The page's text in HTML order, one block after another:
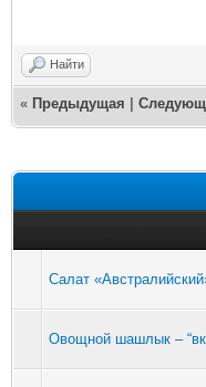
Найти
« Предыдущая
Салат
Овощной шашлык –